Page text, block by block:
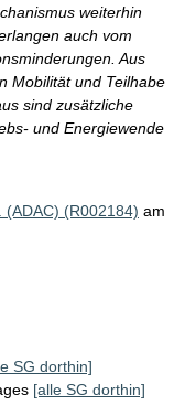
weiterhin
auch vom
Aus
Mobilität und Teilhabe
sind zusätzliche
und Energiewende
(ADAC) (R002184) am
SG dorthin]
[alle SG dorthin]